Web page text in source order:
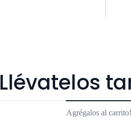
Llévatelos
Agrégalos al carrito!